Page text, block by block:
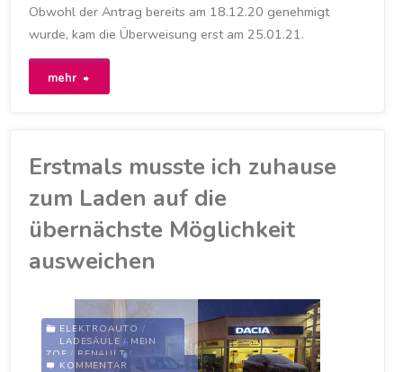
Obwohl der Antrag bereits am 18.12.20 genehmigt
wurde, kam die Überweisung erst am 25.01.21.
mehr
Beantragung
bis
Auszahlung
der
Erstmals musste ich zuhause
zum Laden auf die
übernächste Möglichkeit
ausweichen
ELEKTROAUTO /
LADESÄULE / MEIN
ZOE / RENAULT /
STADTWERKE LEIPZIG
/
KOMMENTAR